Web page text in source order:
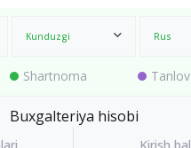
Kunduzgi Rus
Shartnoma Tanlov
Buxgalteriya hisobi